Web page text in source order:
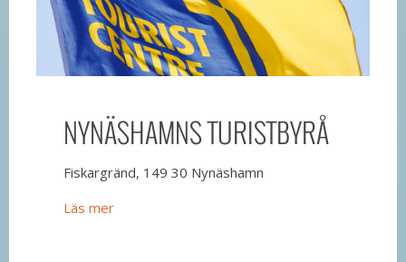
NYNÄSHAMNS TURISTBYRÅ
Fiskargränd, 149 30 Nynäshamn
Läs mer